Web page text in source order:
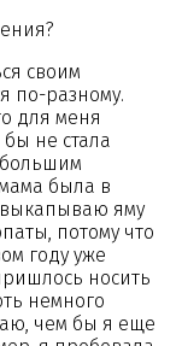
своим
по-разному.
для меня
не стала
была в
выкапываю яму
потому что
году уже
носить
немного
чем бы я еще